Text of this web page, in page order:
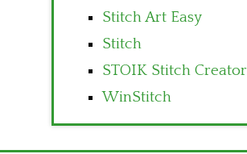
Stitch Art Easy
Stitch
STOIK Stitch Creator
WinStitch